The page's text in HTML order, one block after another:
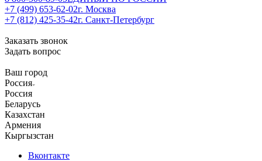
+7 (499) 653-62-02г. Москва
+7 (812) 425-35-42г. Санкт-Петербург
Заказать звонок
Задать вопрос
Ваш город
Россия
Россия
Беларусь
Казахстан
Армения
Кыргызстан
Вконтакте